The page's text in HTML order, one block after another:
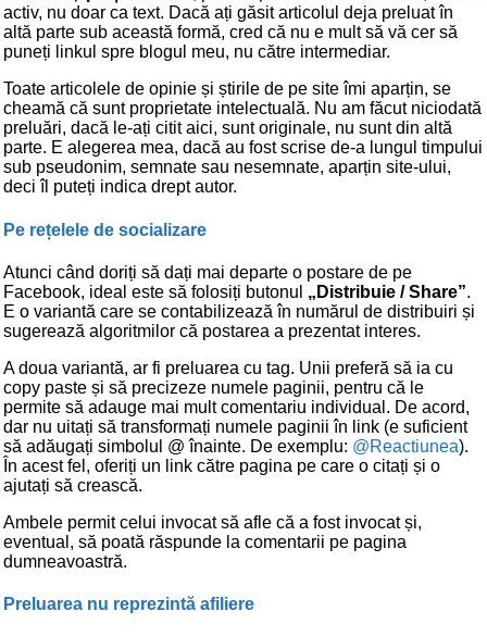
activ, nu doar ca text. Dacă ați găsit articolul deja preluat în
altă parte sub această formă, cred că nu e mult să vă cer să
puneți linkul spre blogul meu, nu către intermediar.
Toate articolele de opinie și știrile de pe site îmi aparțin, se
cheamă că sunt proprietate intelectuală. Nu am făcut niciodată
preluări, dacă le-ați citit aici, sunt originale, nu sunt din altă
parte. E alegerea mea, dacă au fost scrise de-a lungul timpului
sub pseudonim, semnate sau nesemnate, aparțin site-ului,
deci îl puteți indica drept autor.
Pe rețelele de socializare
Atunci când doriți să dați mai departe o postare de pe
Facebook, ideal este să folosiți butonul „Distribuie / Share”.
E o variantă care se contabilizează în numărul de distribuiri și
sugerează algoritmilor că postarea a prezentat interes.
A doua variantă, ar fi preluarea cu tag. Unii preferă să ia cu
copy paste și să precizeze numele paginii, pentru că le
permite să adauge mai mult comentariu individual. De acord,
dar nu uitați să transformați numele paginii în link (e suficient
să adăugați simbolul @ înainte. De exemplu: @Reactiunea).
În acest fel, oferiți un link către pagina pe care o citați și o
ajutați să crească.
Ambele permit celui invocat să afle că a fost invocat și,
eventual, să poată răspunde la comentarii pe pagina
dumneavoastră.
Preluarea nu reprezintă afiliere